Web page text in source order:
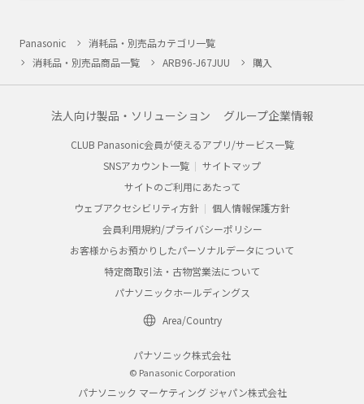
Panasonic
消耗品・別売品カテゴリ一覧
消耗品・別売品商品一覧
ARB96-J67JUU 購入
法人向け製品・ソリューション グループ企業情報
CLUB Panasonic会員が使えるアプリ/サービス一覧
SNSアカウント一覧
サイトマップ
サイトのご利用にあたって
ウェブアクセシビリティ方針
個人情報保護方針
会員利用規約/プライバシーポリシー
お客様からお預かりしたパーソナルデータについて
特定商取引法・古物営業法について
パナソニックホールディングス
Area/Country
パナソニック株式会社
© Panasonic Corporation
パナソニック マーケティング ジャパン株式会社